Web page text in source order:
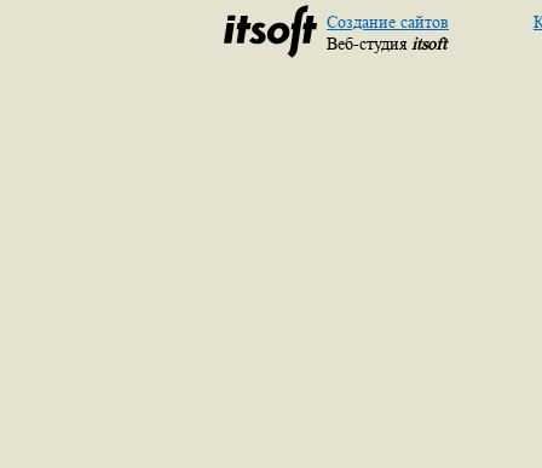
Создание сайтов
Веб-студия itsoft